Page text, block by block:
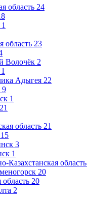
область 24
1
область 23
Волочёк 2
1
Адыгея 22
9
1
21
область 21
15
3
1
Казахстанская область
20
область 20
2